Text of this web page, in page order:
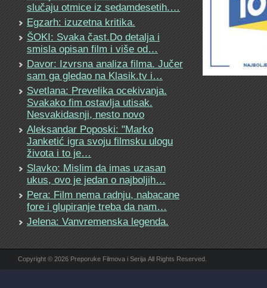
slučaju otmice iz sedamdesetih.…
Egzarh: izuzetna kritika.
ŠOKI: Svaka čast.Do detalja i
smisla opisan film i više od…
Davor: Izvrsna analiza filma. Jučer
sam ga gledao na Klasik.tv i…
Svetlana: Prevelika ocekivanja.
Svakako fim ostavlja utisak.
Nesvakidasnji, nesto novo
Aleksandar Poposki: "Marko
Janketić igra svoju filmsku ulogu
života i to je…
Slavko: Mislim da imas uzasan
ukus, ovo je jedan o najboljih…
Pera: Film nema radnju, nabacane
fore i glupiranje treba da nam…
Jelena: Vanvremenska legenda.
Copyright © 2026 Preporuke Filmova i Serija All Rights Reserved.